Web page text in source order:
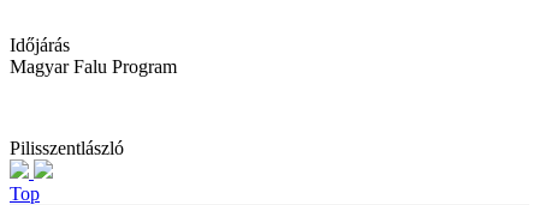
Időjárás
Magyar Falu Program
Pilisszentlászló
Top